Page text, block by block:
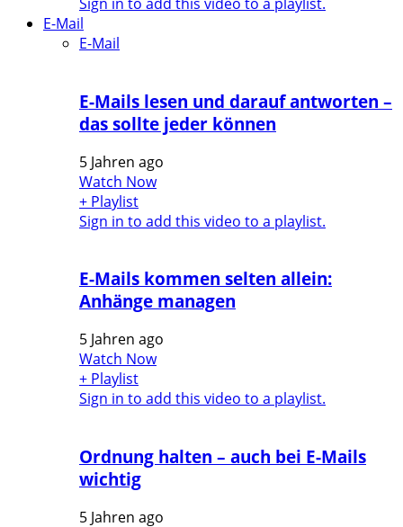
E-Mail
E-Mail
E-Mails lesen und darauf antworten –
das sollte jeder können
5 Jahren ago
Watch Now
+ Playlist
Sign in to add this video to a playlist.
E-Mails kommen selten allein:
Anhänge managen
5 Jahren ago
Watch Now
+ Playlist
Sign in to add this video to a playlist.
Ordnung halten – auch bei E-Mails
wichtig
5 Jahren ago